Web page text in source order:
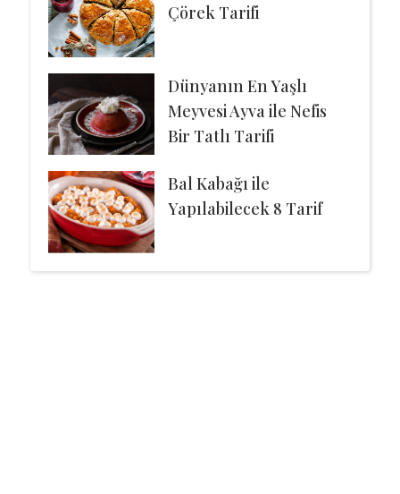
Çörek Tarifi
Dünyanın En Yaşlı
Meyvesi Ayva ile Nefis
Bir Tatlı Tarifi
Bal Kabağı ile
Yapılabilecek 8 Tarif